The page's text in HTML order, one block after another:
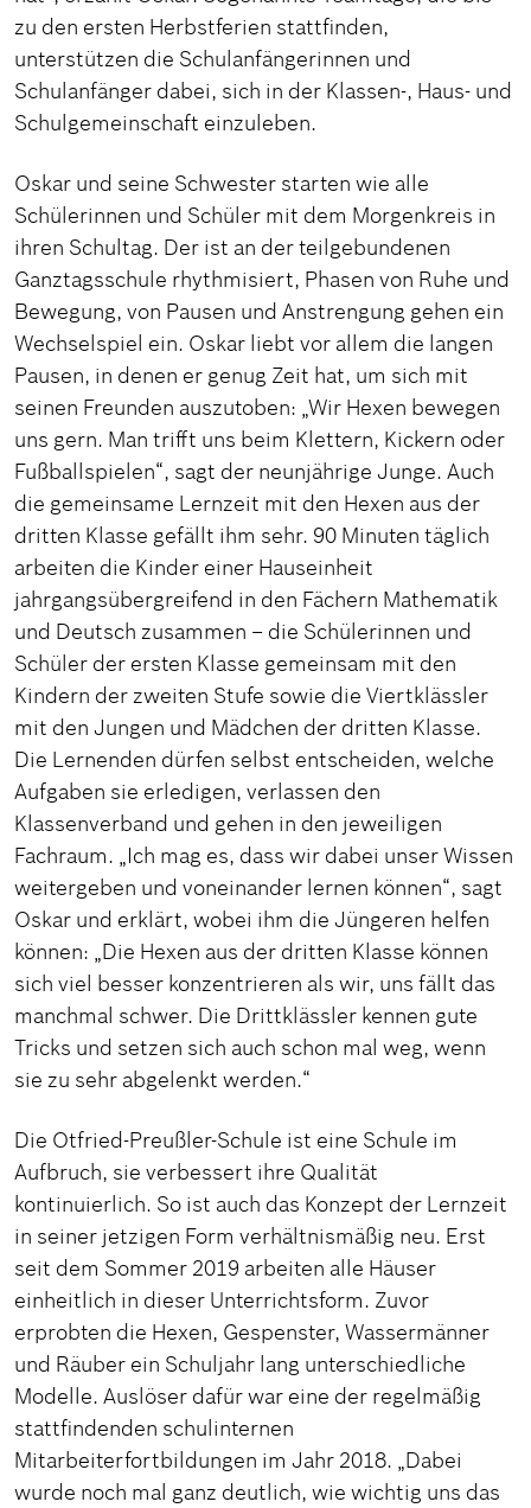
zu den ersten Herbstferien stattfinden,
unterstützen die Schulanfängerinnen und
Schulanfänger dabei, sich in der Klassen-, Haus- und
Schulgemeinschaft einzuleben.
Oskar und seine Schwester starten wie alle
Schülerinnen und Schüler mit dem Morgenkreis in
ihren Schultag. Der ist an der teilgebundenen
Ganztagsschule rhythmisiert, Phasen von Ruhe und
Bewegung, von Pausen und Anstrengung gehen ein
Wechselspiel ein. Oskar liebt vor allem die langen
Pausen, in denen er genug Zeit hat, um sich mit
seinen Freunden auszutoben: „Wir Hexen bewegen
uns gern. Man trifft uns beim Klettern, Kickern oder
Fußballspielen“, sagt der neunjährige Junge. Auch
die gemeinsame Lernzeit mit den Hexen aus der
dritten Klasse gefällt ihm sehr. 90 Minuten täglich
arbeiten die Kinder einer Hauseinheit
jahrgangsübergreifend in den Fächern Mathematik
und Deutsch zusammen – die Schülerinnen und
Schüler der ersten Klasse gemeinsam mit den
Kindern der zweiten Stufe sowie die Viertklässler
mit den Jungen und Mädchen der dritten Klasse.
Die Lernenden dürfen selbst entscheiden, welche
Aufgaben sie erledigen, verlassen den
Klassenverband und gehen in den jeweiligen
Fachraum. „Ich mag es, dass wir dabei unser Wissen
weitergeben und voneinander lernen können“, sagt
Oskar und erklärt, wobei ihm die Jüngeren helfen
können: „Die Hexen aus der dritten Klasse können
sich viel besser konzentrieren als wir, uns fällt das
manchmal schwer. Die Drittklässler kennen gute
Tricks und setzen sich auch schon mal weg, wenn
sie zu sehr abgelenkt werden.“
Die Otfried-Preußler-Schule ist eine Schule im
Aufbruch, sie verbessert ihre Qualität
kontinuierlich. So ist auch das Konzept der Lernzeit
in seiner jetzigen Form verhältnismäßig neu. Erst
seit dem Sommer 2019 arbeiten alle Häuser
einheitlich in dieser Unterrichtsform. Zuvor
erprobten die Hexen, Gespenster, Wassermänner
und Räuber ein Schuljahr lang unterschiedliche
Modelle. Auslöser dafür war eine der regelmäßig
stattfindenden schulinternen
Mitarbeiterfortbildungen im Jahr 2018. „Dabei
wurde noch mal ganz deutlich, wie wichtig uns das